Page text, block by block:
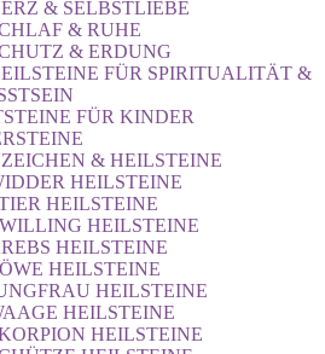
& SELBSTLIEBE
& RUHE
& ERDUNG
FÜR SPIRITUALITÄT &
FÜR KINDER
& HEILSTEINE
HEILSTEINE
HEILSTEINE
HEILSTEINE
HEILSTEINE
HEILSTEINE
HEILSTEINE
HEILSTEINE
HEILSTEINE